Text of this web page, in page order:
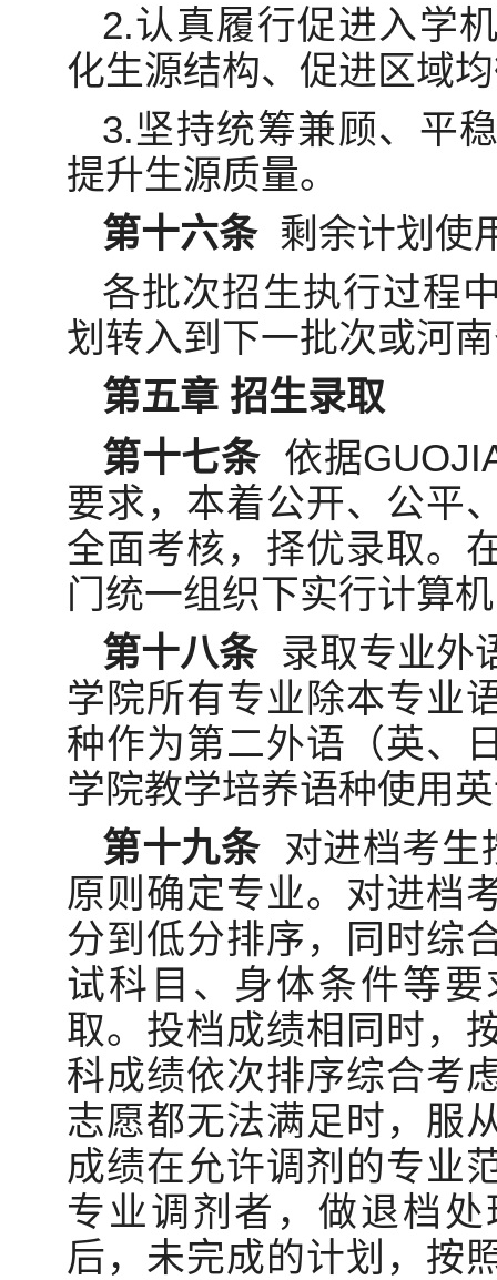
2.认真履行促进入学
化生源结构、促进区域
3.坚持统筹兼顾、平
提升生源质量。
第十六条 剩余计划使
各批次招生执行过程
划转入到下一批次或河
第五章 招生录取
第十七条依据
要求，本着公开、公平
全面考核，择优录取。
门统一组织下实行计算
第十八条录取专业外
学院所有专业除本专业
种作为第二外语（英、
学院教学培养语种使用
第十九条 对进档考生
原则确定专业。对进档
分到低分排序，同时综
试科目、身体条件等
取。投档成绩相同时，
科成绩依次排序综合考
志愿都无法满足时，服
成绩在允许调剂的专业
专业调剂者，做退档
后，未完成的计划，按